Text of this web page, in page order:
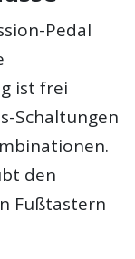
Pedal
ist frei
Schaltungen
den
Fußtastern